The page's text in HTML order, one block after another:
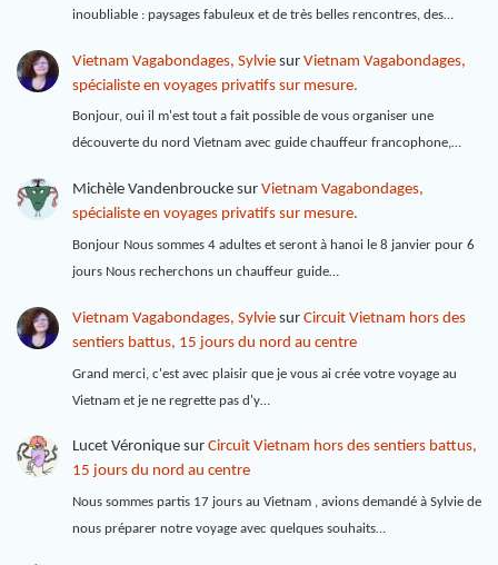
inoubliable : paysages fabuleux et de très belles rencontres, des…
Vietnam Vagabondages, Sylviesur Vietnam Vagabondages,
spécialiste en voyages privatifs sur mesure.
Bonjour, oui il m'est tout a fait possible de vous organiser une
découverte du nord Vietnam avec guide chauffeur francophone,…
Michèle Vandenbrouckesur Vietnam Vagabondages,
spécialiste en voyages privatifs sur mesure.
Bonjour Nous sommes 4 adultes et seront à hanoi le 8 janvier pour 6
jours Nous recherchons un chauffeur guide…
Vietnam Vagabondages, Sylviesur Circuit Vietnam hors des
sentiers battus, 15 jours du nord au centre
Grand merci, c'est avec plaisir que je vous ai crée votre voyage au
Vietnam et je ne regrette pas d'y…
Lucet Véroniquesur Circuit Vietnam hors des sentiers battus,
15 jours du nord au centre
Nous sommes partis 17 jours au Vietnam , avions demandé à Sylvie de
nous préparer notre voyage avec quelques souhaits…